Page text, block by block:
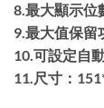
8.最大顯示位
9.最大值保留
10.可設定自
11.尺寸：